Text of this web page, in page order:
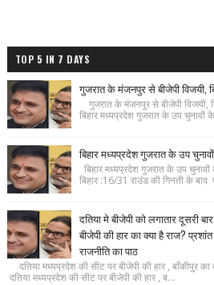
TOP 5 IN 7 DAYS
गुजरात के मंजनपुर से बीजेपी विजयी,
गुजरात के मंजनपुर से बीजेपी विजयी,
बिहार मध्यप्रदेश गुजरात के उप चुनावों
बिहार मध्यप्रदेश गुजरात के उप
बिहार मध्यप्रदेश गुजरात के उप
बिहार :16/31 राउंड की गिनती के
दतिया मे बीजेपी को लगातार दूसरी
बीजेपी की हार का क्या है राज?
राजनीति का पाठ
दतिया मध्यप्रदेश की सीट पर बीजेपी की हार , बाँकीपुर
दतिया मध्यप्रदेश की सीट पर बीजेपी की हार , ब...